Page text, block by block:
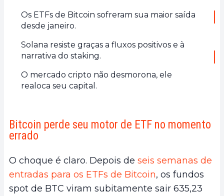
Os ETFs de Bitcoin sofreram sua maior saída
desde janeiro.
Solana resiste graças a fluxos positivos e à
narrativa do staking.
O mercado cripto não desmorona, ele
realoca seu capital.
Bitcoin perde seu motor de ETF no momento
errado
O choque é claro. Depois de seis semanas de
entradas para os ETFs de Bitcoin, os fundos
spot de BTC viram subitamente sair 635,23